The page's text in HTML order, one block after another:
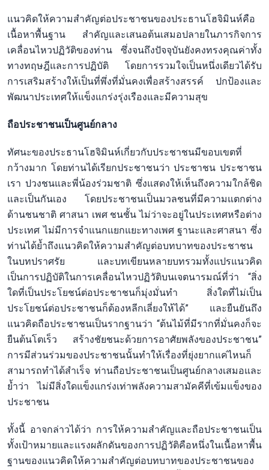
แนวคิดให้ความสำคัญต่อประชาชนของประธานโฮจิมินห์คือ
เนื้อหาพื้นฐาน สำคัญและเสนอต้นเสมอปลายในภารกิจการ
เคลื่อนไหวปฏิวัติของท่าน ซึ่งจนถึงปัจจุบันยังคงทรงคุณค่าทั้ง
ทางทฤษฎีและการปฏิบัติ โดยการรวมใจเป็นหนึ่งเดียวได้รับ
การเสริมสร้างให้เป็นที่พึ่งที่มั่นคงเพื่อสร้างสรรค์ ปกป้องและ
พัฒนาประเทศให้แข็งแกร่งรุ่งเรืองและมีความสุข
ถือประชาชนเป็นศูนย์กลาง
ทัศนะของประธานโฮจิมินห์เกี่ยวกับประชาชนมีขอบเขตที่
กว้างมาก โดยท่านได้เรียกประชาชนว่า ประชาชน ประชาชน
เรา ปวงชนและพี่น้องร่วมชาติ ซึ่งแสดงให้เห็นถึงความใกล้ชิด
และเป็นกันเอง โดยประชาชนเป็นมวลชนที่มีความแตกต่าง
ด้านชนชาติ ศาสนา เพศ ชนชั้น ไม่ว่าจะอยู่ในประเทศหรือต่าง
ประเทศ ไม่มีการจำแนกแยกแยะทางเพศ ฐานะและศาสนา ซึ่ง
ท่านได้ย้ำถึงแนวคิดให้ความสำคัญต่อบทบาทของประชาชน
ในบทปราศรัย และบทเขียนหลายบทรวมทั้งแปรแนวคิด
เป็นการปฏิบัติในการเคลื่อนไหวปฏิวัติบนเจตนารมณ์ที่ว่า “สิ่ง
ใดที่เป็นประโยชน์ต่อประชาชนก็มุ่งมั่นทำ สิ่งใดที่ไม่เป็น
ประโยชน์ต่อประชาชนก็ต้องหลีกเลี่ยงให้ได้” และยืนยันถึง
แนวคิดถือประชาชนเป็นรากฐานว่า “ต้นไม้ที่มีรากที่มั่นคงก็จะ
ยืนต้นโตเร็ว สร้างชัยชนะด้วยการอาศัยพลังของประชาชน”
การมีส่วนร่วมของประชาชนนั้นทำให้เรื่องที่ยุ่งยากแค่ไหนก็
สามารถทำได้สำเร็จ ท่านถือประชาชนเป็นศูนย์กลางเสมอและ
ย้ำว่า ไม่มีสิ่งใดแข็งแกร่งเท่าพลังความสามัคคีที่เข้มแข็งของ
ประชาชน
ทั้งนี้ อาจกล่าวได้ว่า การให้ความสำคัญและถือประชาชนเป็น
ทั้งเป้าหมายและแรงผลักดันของการปฏิวัติคือหนึ่งในเนื้อหาพื้น
ฐานของแนวคิดให้ความสำคัญต่อบทบาทของประชาชนของ